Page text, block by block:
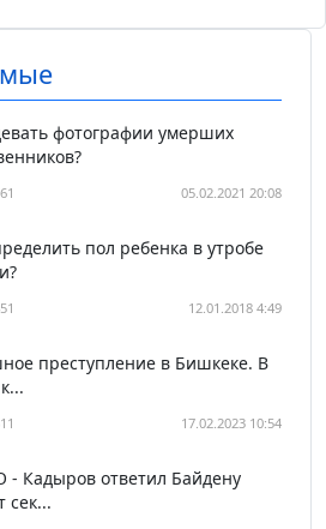
фотографии умерших
05.02.2021 20:08
пол ребенка в утробе
12.01.2018 4:49
преступление в Бишкеке. В
17.02.2023 10:54
- Кадыров ответил Байдену
сек...